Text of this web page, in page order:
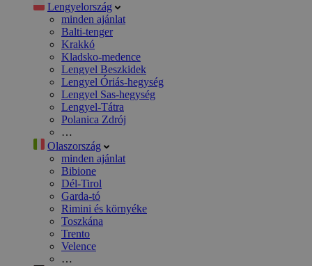
Lengyelország
minden ajánlat
Balti-tenger
Krakkó
Kladsko-medence
Lengyel Beszkidek
Lengyel Óriás-hegység
Lengyel Sas-hegység
Lengyel-Tátra
Polanica Zdrój
…
Olaszország
minden ajánlat
Bibione
Dél-Tirol
Garda-tó
Rimini és környéke
Toszkána
Trento
Velence
…